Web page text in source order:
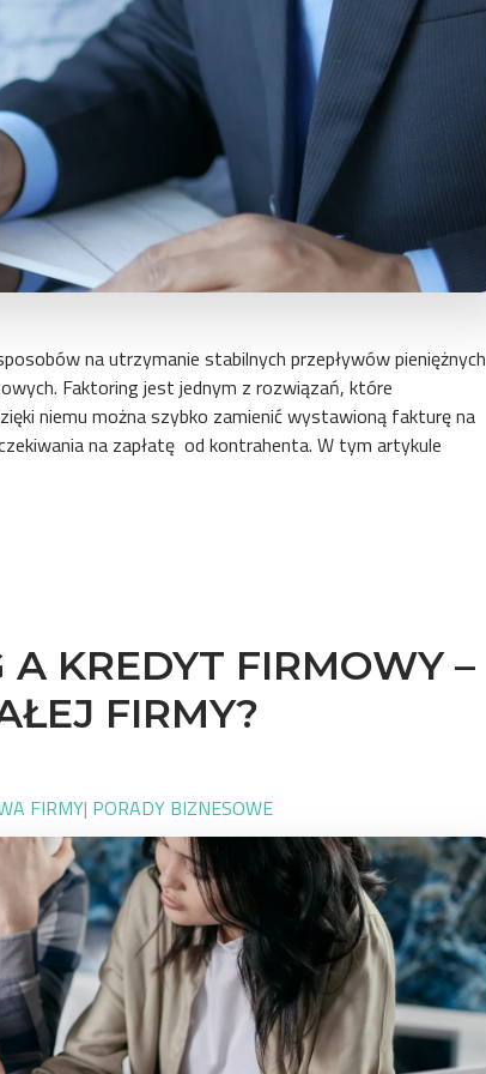
na utrzymanie stabilnych przepływów pieniężnych
Faktoring jest jednym z rozwiązań, które
niemu można szybko zamienić wystawioną fakturę na
na zapłatę od kontrahenta. W tym artykule
KREDYT FIRMOWY –
FIRMY?
FIRMY| PORADY BIZNESOWE